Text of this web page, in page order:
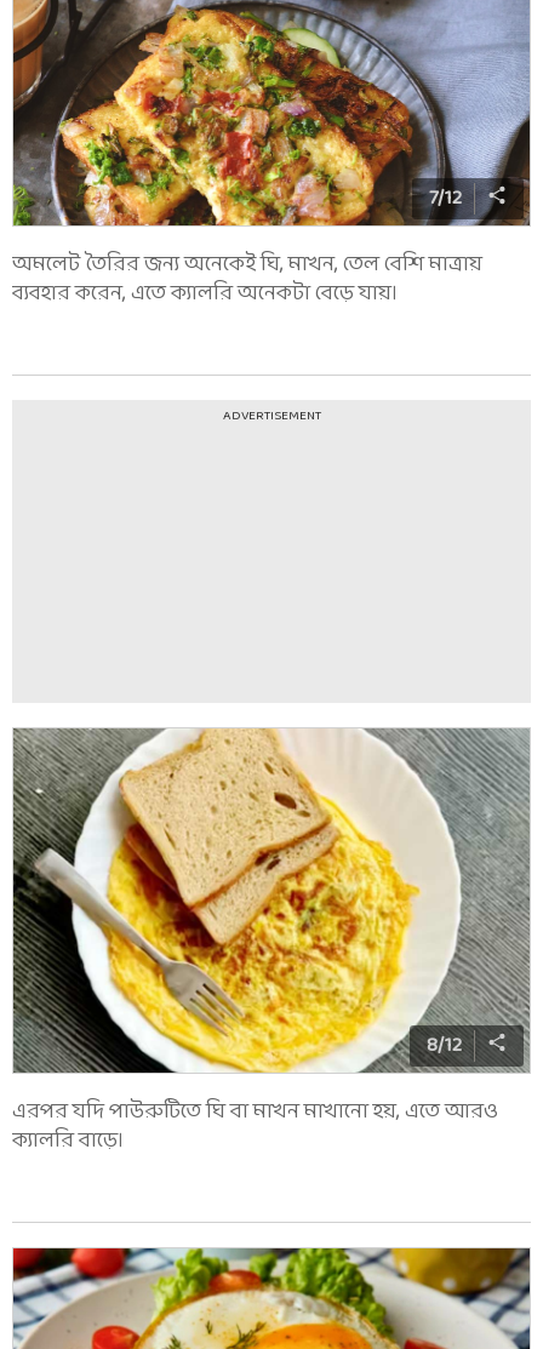
7/12
অমলেট তৈরির জন্য অনেকেই ঘি, মাখন, তেল বেশি মাত্রায়
ব্যবহার করেন, এতে ক্যালরি অনেকটা বেড়ে যায়।
ADVERTISEMENT
8/12
এরপর যদি পাউরুটিতে ঘি বা মাখন মাখানো হয়, এতে আরও
ক্যালরি বাড়ে।